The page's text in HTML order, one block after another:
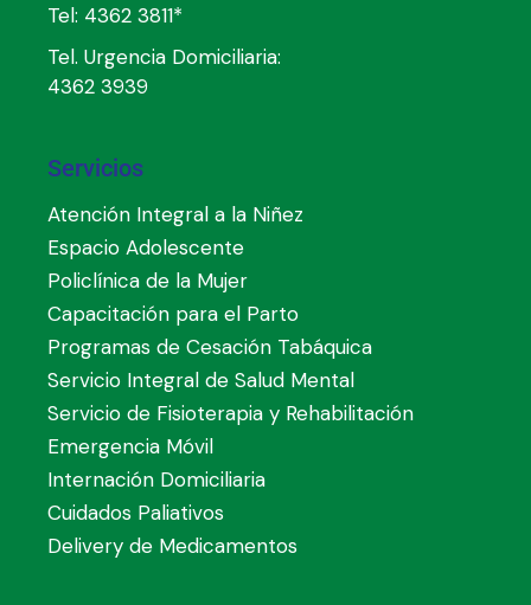
Tel: 4362 3811*
Tel. Urgencia Domiciliaria:
4362 3939
Servicios
Atención Integral a la Niñez
Espacio Adolescente
Policlínica de la Mujer
Capacitación para el Parto
Programas de Cesación Tabáquica
Servicio Integral de Salud Mental
Servicio de Fisioterapia y Rehabilitación
Emergencia Móvil
Internación Domiciliaria
Cuidados Paliativos
Delivery de Medicamentos